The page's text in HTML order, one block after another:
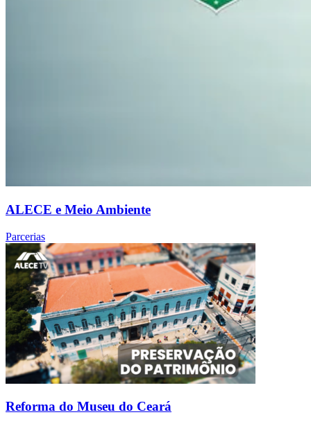
ALECE e Meio Ambiente
Parcerias
Reforma do Museu do Ceará